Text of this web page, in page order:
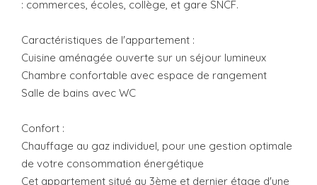
: commerces, écoles, collège, et gare SNCF.
Caractéristiques de l'appartement :
Cuisine aménagée ouverte sur un séjour lumineux
Chambre confortable avec espace de rangement
Salle de bains avec WC
Confort :
Chauffage au gaz individuel, pour une gestion optimale
de votre consommation énergétique
Cet appartement situé au 3ème et dernier étage d'une